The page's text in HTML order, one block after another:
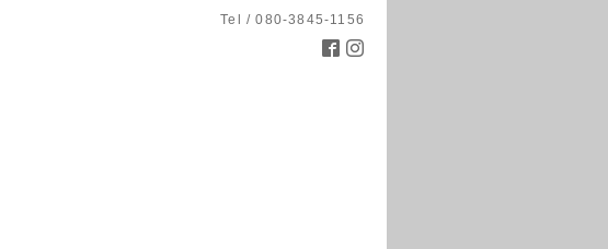
Tel / 080-3845-1156